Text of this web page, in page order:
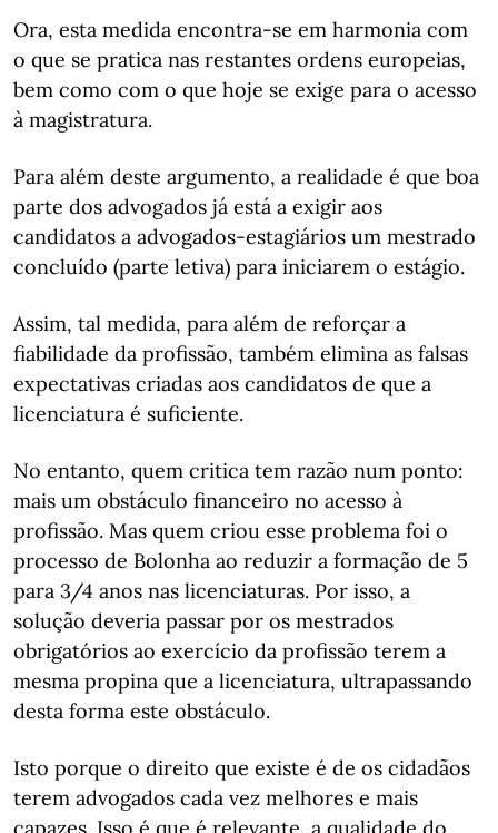
Ora, esta medida encontra-se em harmonia com
o que se pratica nas restantes ordens europeias,
bem como com o que hoje se exige para o acesso
à magistratura.
Para além deste argumento, a realidade é que boa
parte dos advogados já está a exigir aos
candidatos a advogados-estagiários um mestrado
concluído (parte letiva) para iniciarem o estágio.
Assim, tal medida, para além de reforçar a
fiabilidade da profissão, também elimina as falsas
expectativas criadas aos candidatos de que a
licenciatura é suficiente.
No entanto, quem critica tem razão num ponto:
mais um obstáculo financeiro no acesso à
profissão. Mas quem criou esse problema foi o
processo de Bolonha ao reduzir a formação de 5
para 3/4 anos nas licenciaturas. Por isso, a
solução deveria passar por os mestrados
obrigatórios ao exercício da profissão terem a
mesma propina que a licenciatura, ultrapassando
desta forma este obstáculo.
Isto porque o direito que existe é de os cidadãos
terem advogados cada vez melhores e mais